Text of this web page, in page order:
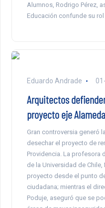
Alumnos, Rodrigo Pérez,
Educación confunde su
Eduardo Andrade
Arquitectos
proyecto eje
Gran controversia generó
desechar el proyecto de
Providencia. La profesora
de la Universidad de
proyecto desde el punto
ciudadana; mientras el
Poduje, aseguró que se